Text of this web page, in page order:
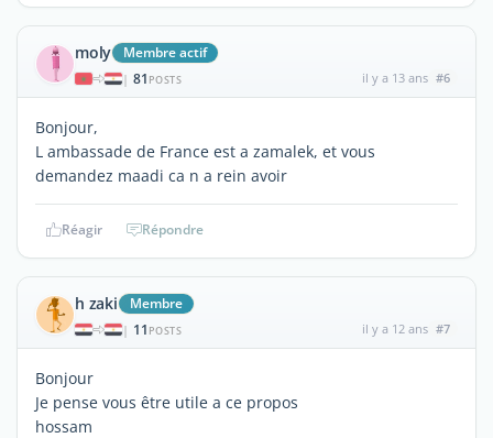
moly Membre actif
| 81 POSTS il y a 13 ans #6
Bonjour,
L ambassade de France est a zamalek, et vous
demandez maadi ca n a rein avoir
Réagir Répondre
h zaki Membre
| 11 POSTS il y a 12 ans #7
Bonjour
Je pense vous être utile a ce propos
hossam